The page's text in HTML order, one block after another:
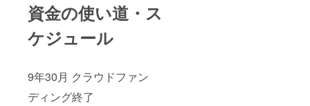
資金の使い道・ス
ケジュール
9年30月 クラウドファン
ディング終了